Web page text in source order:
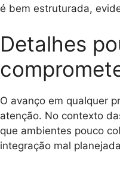
é bem estruturada,
Detalhes
O avanço em qualquer
atenção. No contexto
que ambientes pouco
integração mal